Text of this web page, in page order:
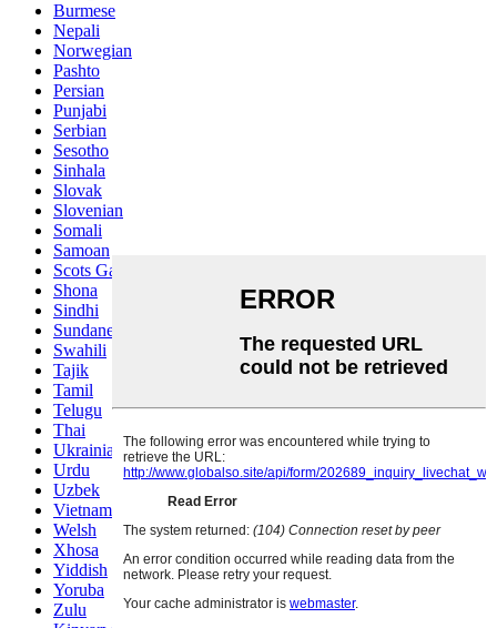
Burmese
Nepali
Norwegian
Pashto
Persian
Punjabi
Serbian
Sesotho
Sinhala
Slovak
Slovenian
Somali
Samoan
Scots Gaelic
Shona
Sindhi
Sundanese
Swahili
Tajik
Tamil
Telugu
Thai
Ukrainian
Urdu
Uzbek
Vietnamese
Welsh
Xhosa
Yiddish
Yoruba
Zulu